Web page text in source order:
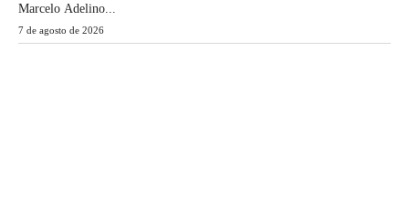
Marcelo Adelino...
7 de agosto de 2026